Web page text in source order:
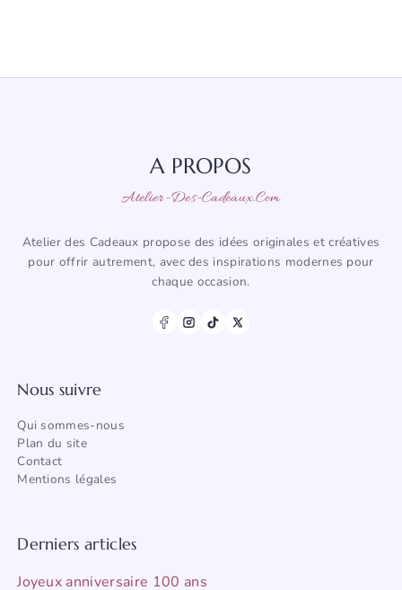
A PROPOS
Atelier-Des-Cadeaux.com
Atelier des Cadeaux propose des idées originales et créatives
pour offrir autrement, avec des inspirations modernes pour
chaque occasion.
Nous suivre
Qui sommes-nous
Plan du site
Contact
Mentions légales
Derniers articles
Joyeux anniversaire 100 ans